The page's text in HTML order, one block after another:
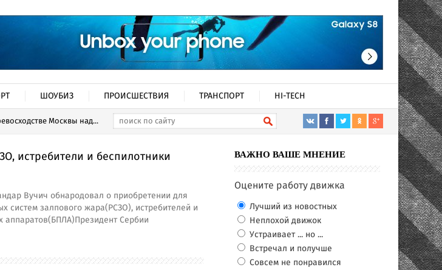
ШОУБИЗ ПРОИСШЕСТВИЯ ТРАНСПОРТ HI-TECH
Москвы над...
истребители и беспилотники
Вучич обнародовал о приобретении для
систем залпового жара(РСЗО), истребителей и
аппаратов(БПЛА)Президент Сербии
ВАЖНО ВАШЕ МНЕНИЕ
Оцените работу движка
Лучший из новостных
Неплохой движок
Устраивает ... но ...
Встречал и получше
Совсем не понравился